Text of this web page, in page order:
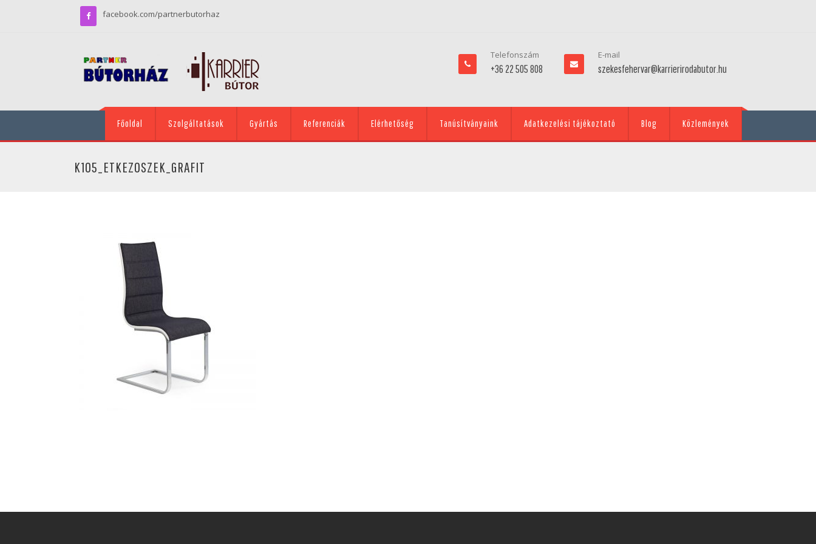
facebook.com/partnerbutorhaz
Telefonszám
+36 22 505 808
E-mail
szekesfehervar@karrierirodabutor.hu
Főoldal Szolgáltatások Gyártás Referenciák Elérhetőség Tanúsítványaink Adatkezelési tájékoztató Blog Közlemények
K105_ETKEZOSZEK_GRAFIT